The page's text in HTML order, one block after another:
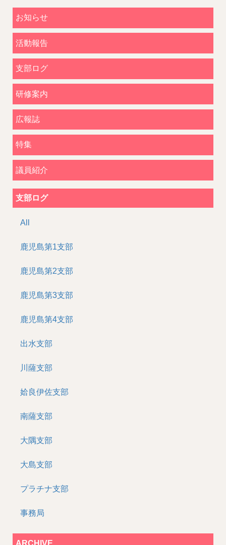
お知らせ
活動報告
支部ログ
研修案内
広報誌
特集
議員紹介
支部ログ
All
鹿児島第1支部
鹿児島第2支部
鹿児島第3支部
鹿児島第4支部
出水支部
川薩支部
姶良伊佐支部
南薩支部
大隅支部
大島支部
プラチナ支部
事務局
ARCHIVE